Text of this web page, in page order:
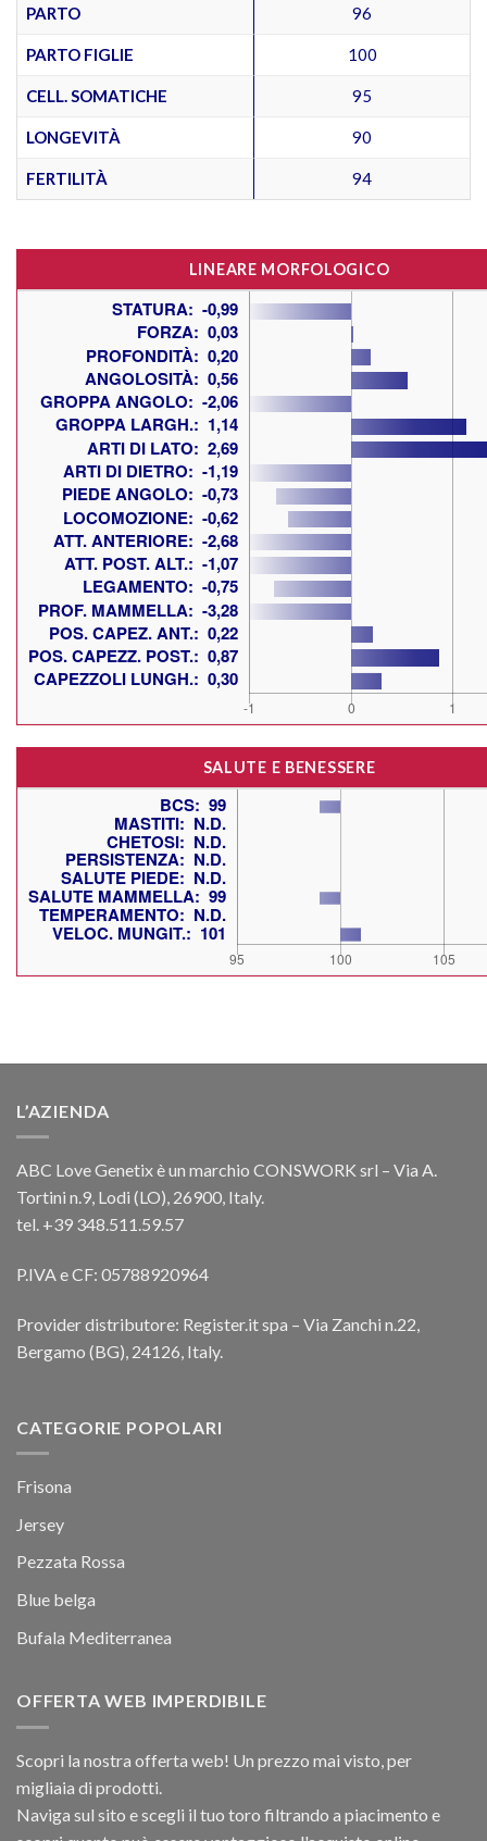
PARTO 96
PARTO FIGLIE 100
CELL. SOMATICHE 95
LONGEVITÀ 90
FERTILITÀ 94
LINEARE MORFOLOGICO
SALUTE E BENESSERE
L’AZIENDA
ABC Love Genetix è un marchio CONSWORK srl – Via A.
Tortini n.9, Lodi (LO), 26900, Italy.
tel. +39 348.511.59.57
P.IVA e CF: 05788920964
Provider distributore: Register.it spa – Via Zanchi n.22,
Bergamo (BG), 24126, Italy.
CATEGORIE POPOLARI
Frisona
Jersey
Pezzata Rossa
Blue belga
Bufala Mediterranea
OFFERTA WEB IMPERDIBILE
Scopri la nostra offerta web! Un prezzo mai visto, per
migliaia di prodotti.
Naviga sul sito e scegli il tuo toro filtrando a piacimento e